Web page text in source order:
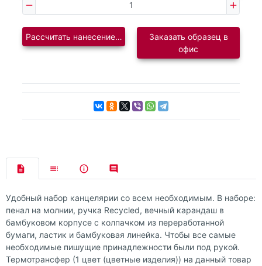
Рассчитать нанесение логотипаЗаказать образец в
офис
Удобный набор канцелярии со всем необходимым. В наборе:
пенал на молнии, ручка Recycled, вечный карандаш в
бамбуковом корпусе с колпачком из переработанной
бумаги, ластик и бамбуковая линейка. Чтобы все самые
необходимые пишущие принадлежности были под рукой.
Термотрансфер (1 цвет (цветные изделия)) на данный товар